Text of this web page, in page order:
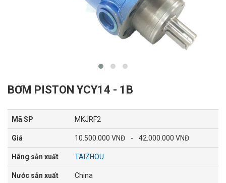
BƠM PISTON YCY14 - 1B
Mã SP MKJRF2
Giá 10.500.000 VNĐ - 42.000.000 VNĐ
Hãng sản xuất TAIZHOU
Nước sản xuất China